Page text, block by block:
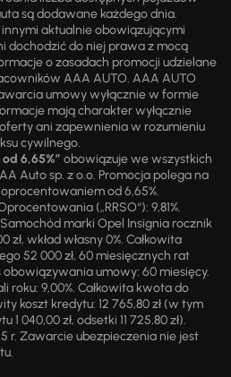
są dodawane każdego dnia.
innymi aktualnie obowiązującymi
dochodzić do niej prawa z mocą
o zasadach promocji udzielane
AAA AUTO. AAA AUTO
umowy wyłącznie w formie
mają charakter wyłącznie
ani zapewnienia w rozumieniu
cywilnego.
6,65%” obowiązuje we wszystkich
Auto sp. z o.o. Promocja polega na
od 6,65%.
(„RRSO“): 9,81%.
marki Opel Insignia rocznik
zł, wkład własny 0%. Całkowita
52 000 zł, 60 miesięcznych rat
obowiązywania umowy: 60 miesięcy.
roku: 9,00%. Całkowita kwota do
koszt kredytu: 12 765,80 zł (w tym
040,00 zł, odsetki 11 725,80 zł).
r. Zawarcie ubezpieczenia nie jest